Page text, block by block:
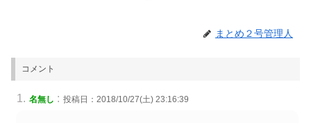
まとめ２号管理人
コメント
名無し : 投稿日：2018/10/27(土) 23:16:39